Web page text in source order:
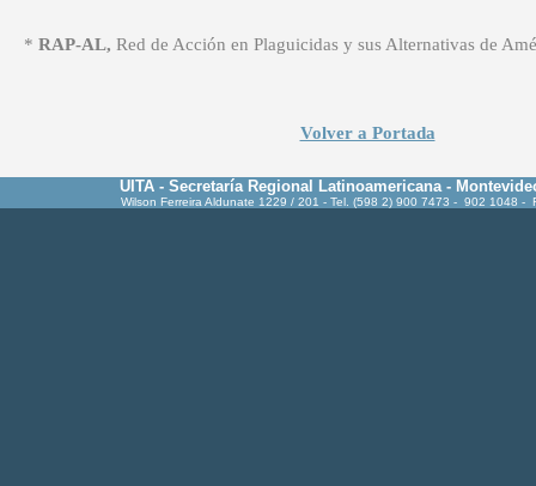
* RAP-AL, Red de Acción en Plaguicidas y sus Alternativas de
Volver a Portada
UITA - Secretaría Regional Latinoamericana -
Wilson Ferreira Aldunate 1229 / 201 - Tel. (598 2) 900 7473 - 902 1048 -